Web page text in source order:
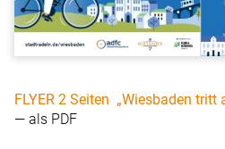
FLYER 2 Seiten „Wiesbaden
— als PDF